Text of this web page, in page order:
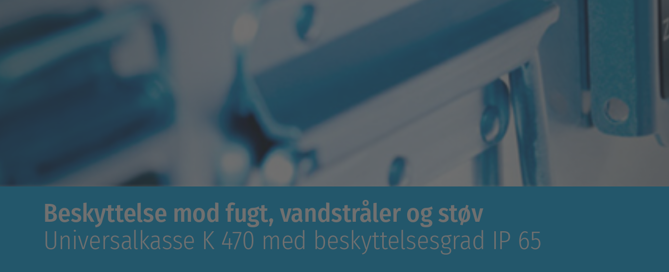
Beskyttelse mod fugt, vandstråler og støv
Universalkasse K 470 med beskyttelsesgrad IP 65